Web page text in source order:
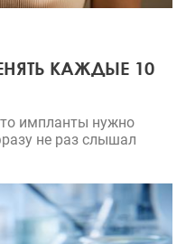
КАЖДЫЕ 10
импланты нужно
не раз слышал